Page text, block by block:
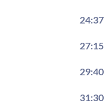
24:37
27:15
29:40
31:30